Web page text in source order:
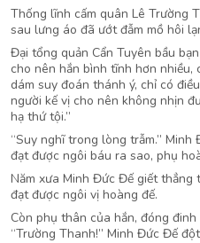
Thống lĩnh cấm quân Lê Trường
sau lưng áo đã ướt đẫm mồ hôi
Đại tổng quản Cẩn Tuyên bầu
cho nên hắn bình tĩnh hơn nhiều,
dám suy đoán thánh ý, chỉ có
người kế vị cho nên không nhịn
hạ thứ tội.”
“Suy nghĩ trong lòng trẫm.”
đạt được ngôi báu ra sao, phụ
Năm xưa Minh Đức Đế giết thẳng
đạt được ngôi vị hoàng đế.
Còn phụ thân của hắn, đóng
“Trường Thanh!” Minh Đức Đế